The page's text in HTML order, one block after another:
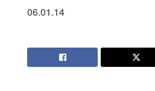
06.01.14